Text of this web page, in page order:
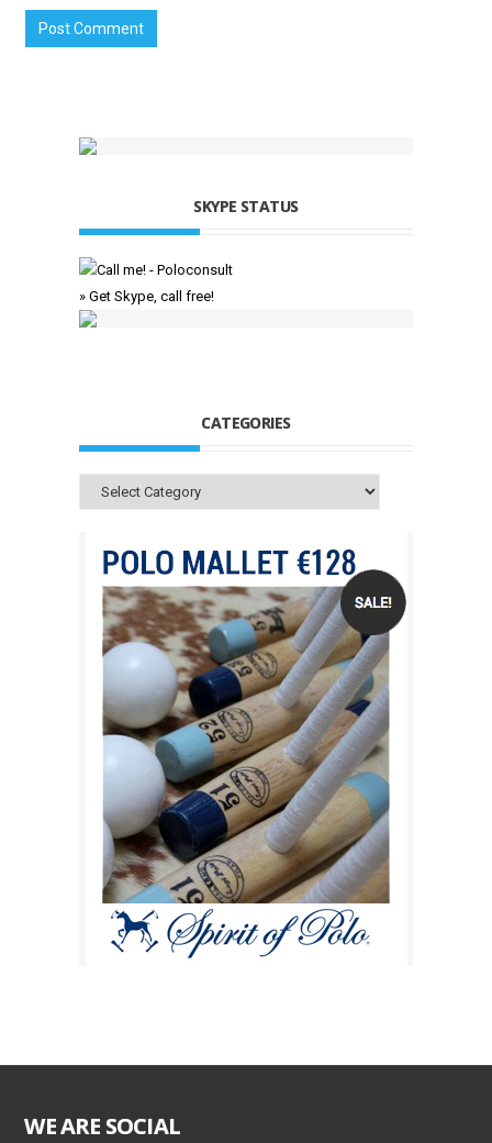
SKYPE STATUS
» Get Skype, call free!
CATEGORIES
Categories
WE ARE SOCIAL